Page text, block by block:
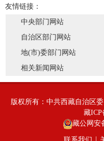
友情链接：
中央部门网站
自治区部门网站
地(市)委部门网站
相关新闻网站
版权所有：中共西藏自治区
藏ICP
藏公网安
|